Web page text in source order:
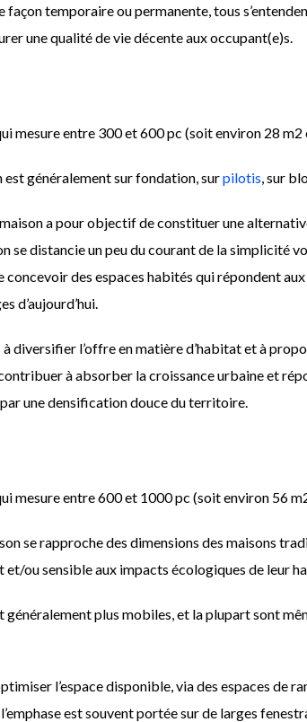
façon temporaire ou permanente, tous
une qualité de vie décente aux occupant(e)s.
mesure entre 300 et 600 pc (soit environ 28 m2
généralement sur fondation, surpilotis , sur
a pour objectif de constituer une
se distancie un peu du courant de la simplicité
des espaces habités qui répondent
d’aujourd’hui.
diversifier l’offre en matière d’habitat et à
à absorber la croissance urbaine et
une densification douce du territoire.
mesure entre 600 et 1000 pc (soit environ 56
se rapproche des dimensions des maisons
ou sensible aux impacts écologiques de leur
généralement plus mobiles, et la plupart sont
l’espace disponible, via des espaces de
est souvent portée sur de larges